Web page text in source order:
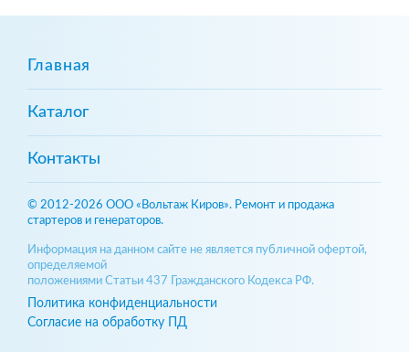
Главная
Каталог
Контакты
© 2012-2026 ООО «Вольтаж Киров». Ремонт и продажа
стартеров и генераторов.
Информация на данном сайте не является публичной офертой,
определяемой
положениями Статьи 437 Гражданского Кодекса РФ.
Политика конфиденциальности
Согласие на обработку ПД